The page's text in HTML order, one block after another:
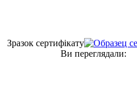
Зразок сертифiкату
Ви переглядали: